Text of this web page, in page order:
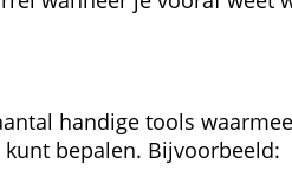
handige tools
bepalen. Bijvoorbeeld: